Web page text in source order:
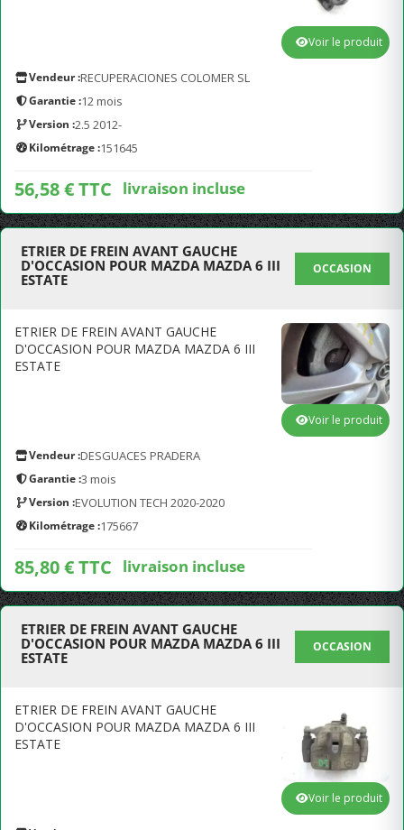
Vendeur :RECUPERACIONES COLOMER SL
Garantie :12 mois
Version :2.5 2012-
Kilométrage :151645
56,58 € TTC livraison incluse
Voir le produit
ETRIER DE FREIN AVANT GAUCHE
D'OCCASION POUR MAZDA MAZDA 6 III
ESTATE
OCCASION
ETRIER DE FREIN AVANT GAUCHE
D'OCCASION POUR MAZDA MAZDA 6 III
ESTATE
Vendeur :DESGUACES PRADERA
Garantie :3 mois
Version :EVOLUTION TECH 2020-2020
Kilométrage :175667
85,80 € TTC livraison incluse
Voir le produit
ETRIER DE FREIN AVANT GAUCHE
D'OCCASION POUR MAZDA MAZDA 6 III
ESTATE
OCCASION
ETRIER DE FREIN AVANT GAUCHE
D'OCCASION POUR MAZDA MAZDA 6 III
ESTATE
Voir le produit